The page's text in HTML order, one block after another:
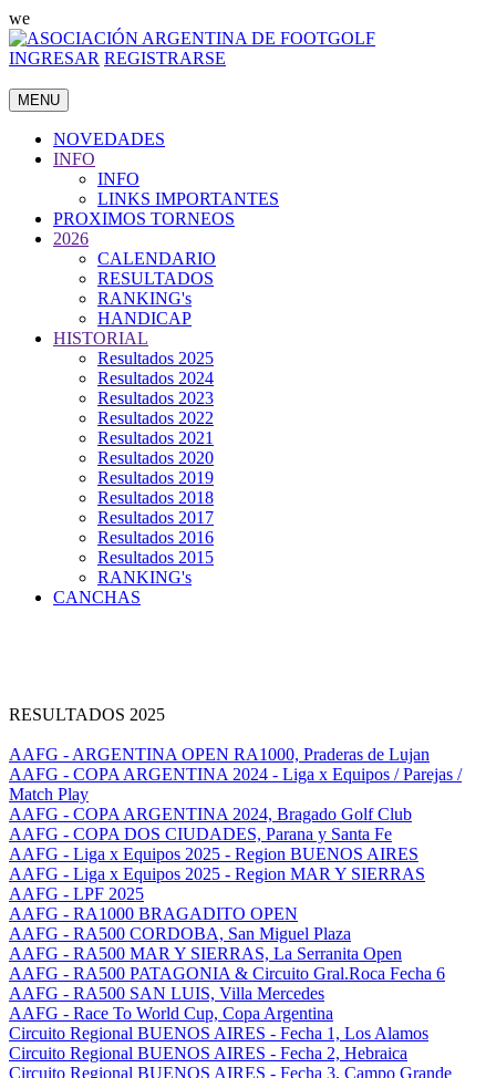
we
INGRESAR REGISTRARSE
MENU
NOVEDADES
INFO
INFO
LINKS IMPORTANTES
PROXIMOS TORNEOS
2026
CALENDARIO
RESULTADOS
RANKING's
HANDICAP
HISTORIAL
Resultados 2025
Resultados 2024
Resultados 2023
Resultados 2022
Resultados 2021
Resultados 2020
Resultados 2019
Resultados 2018
Resultados 2017
Resultados 2016
Resultados 2015
RANKING's
CANCHAS
RESULTADOS 2025
AAFG - ARGENTINA OPEN RA1000, Praderas de Lujan
AAFG - COPA ARGENTINA 2024 - Liga x Equipos / Parejas /
Match Play
AAFG - COPA ARGENTINA 2024, Bragado Golf Club
AAFG - COPA DOS CIUDADES, Parana y Santa Fe
AAFG - Liga x Equipos 2025 - Region BUENOS AIRES
AAFG - Liga x Equipos 2025 - Region MAR Y SIERRAS
AAFG - LPF 2025
AAFG - RA1000 BRAGADITO OPEN
AAFG - RA500 CORDOBA, San Miguel Plaza
AAFG - RA500 MAR Y SIERRAS, La Serranita Open
AAFG - RA500 PATAGONIA & Circuito Gral.Roca Fecha 6
AAFG - RA500 SAN LUIS, Villa Mercedes
AAFG - Race To World Cup, Copa Argentina
Circuito Regional BUENOS AIRES - Fecha 1, Los Alamos
Circuito Regional BUENOS AIRES - Fecha 2, Hebraica
Circuito Regional BUENOS AIRES - Fecha 3, Campo Grande